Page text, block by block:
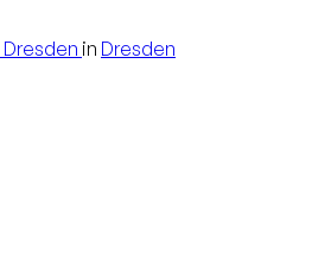
Dresden in Dresden